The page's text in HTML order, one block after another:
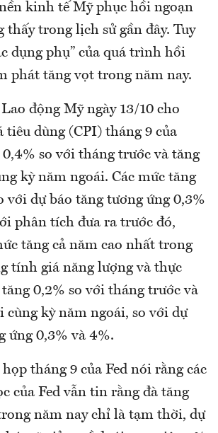
kinh tế Mỹ phục hồi ngoạn
thấy trong lịch sử gần đây. Tuy
dụng phụ” của quá trình hồi
phát tăng vọt trong năm nay.
động Mỹ ngày 13/10 cho
tiêu dùng (CPI) tháng 9 của
so với tháng trước và tăng
kỳ năm ngoái. Các mức tăng
với dự báo tăng tương ứng 0,3%
phân tích đưa ra trước đó,
tăng cả năm cao nhất trong
tính giá năng lượng và thực
0,2% so với tháng trước và
cùng kỳ năm ngoái, so với dự
ứng 0,3% và 4%.
tháng 9 của Fed nói rằng các
của Fed vẫn tin rằng đà tăng
năm nay chỉ là tạm thời, dự